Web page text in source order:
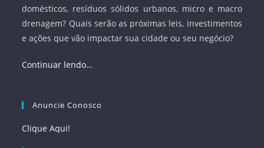
domésticos, resíduos sólidos urbanos, micro e macro
drenagem? Quais serão as próximas leis, investimentos
e ações que vão impactar sua cidade ou seu negócio?
Continuar lendo…
Anuncie Conosco
Clique Aqui!